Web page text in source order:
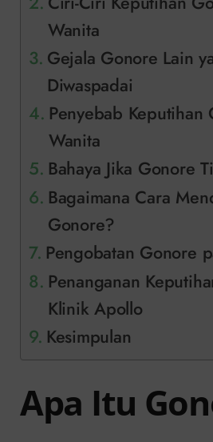
Wanita
Gejala Gonore Lain
Diwaspadai
Penyebab Keputihan
Wanita
Bahaya Jika Gonore
Bagaimana Cara
Gonore?
Pengobatan Gonore
Penanganan
Klinik Apollo
Kesimpulan
Apa Itu